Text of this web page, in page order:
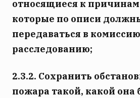
относящиеся к
которые по описи
передаваться в
расследованию;
2.3.2. Сохранить
пожара такой, какой она